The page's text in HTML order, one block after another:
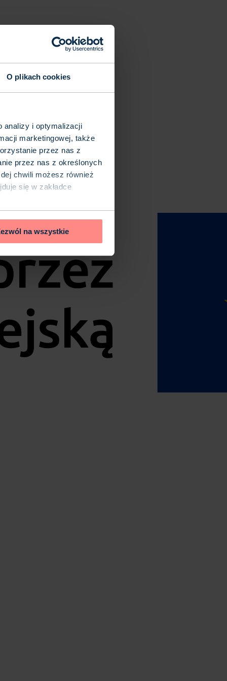
O plikach cookies
analizy i optymalizacji
marketingowej, także
przez nas z
przez nas z określonych
chwili możesz również
się w zakładce
na wszystkie